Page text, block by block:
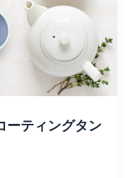
ーティングタン